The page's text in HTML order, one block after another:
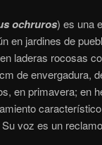
ochruros) es una
en jardines de
laderas rocosas
de envergadura,
en primavera; en
voz es un